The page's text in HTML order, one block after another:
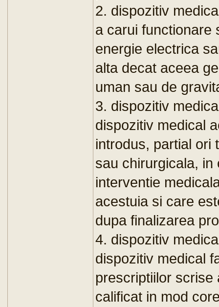
2. dispozitiv
a carui functionare
energie electrica
alta decat aceea
uman sau de
3. dispozitiv
dispozitiv medical
introdus, partial ori
sau chirurgicala, in
interventie
acestuia si care
dupa finalizarea
4. dispozitiv
dispozitiv medical
prescriptiilor scrise
calificat in mod